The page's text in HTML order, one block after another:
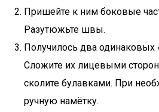
Пришейте к ним боковые
Разутюжьте швы.
Получилось два одинаковых
Сложите их лицевыми
сколите булавками. При
ручную намётку.